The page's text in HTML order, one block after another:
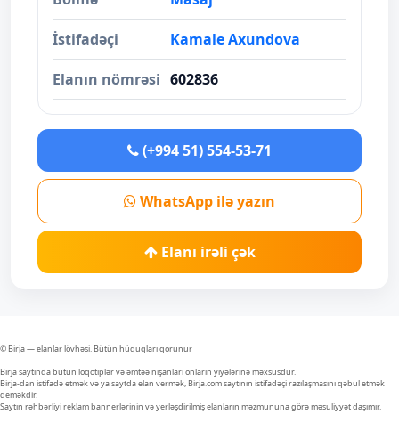
İstifadəçi Kamale Axundova
Elanın nömrəsi 602836
(+994 51) 554-53-71
WhatsApp ilə yazın
Elanı irəli çək
© Birja — elanlar lövhəsi. Bütün hüquqları qorunur
Birja saytında bütün loqotiplər və əmtəə nişanları onların yiyələrinə məxsusdur.
Birja-dan istifadə etmək və ya saytda elan vermək, Birja.com saytının istifadəçi razılaşmasını qəbul etmək
deməkdir.
Saytın rəhbərliyi reklam bannerlərinin və yerləşdirilmiş elanların məzmununa görə məsuliyyət daşımır.